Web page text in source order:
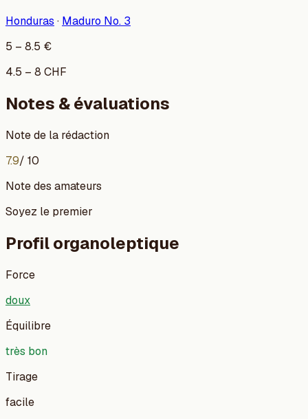
Honduras · Maduro No. 3
5 – 8.5 €
4.5 – 8 CHF
Notes & évaluations
Note de la rédaction
7.9/ 10
Note des amateurs
Soyez le premier
Profil organoleptique
Force
doux
Équilibre
très bon
Tirage
facile